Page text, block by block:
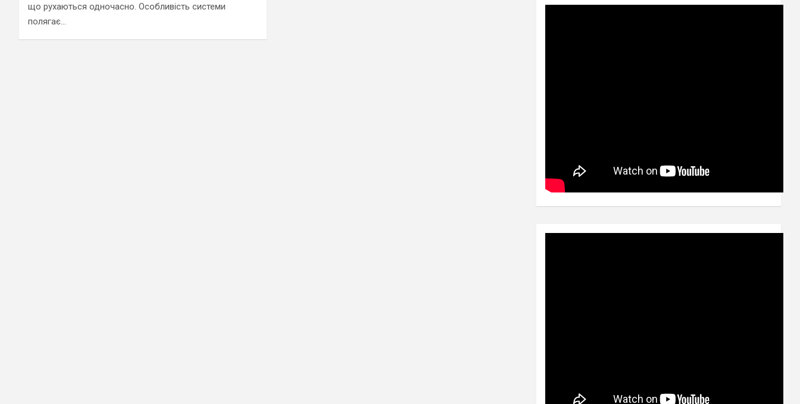
що рухаються одночасно. Особливість системи
полягає…